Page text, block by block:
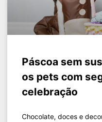
Páscoa sem
os pets com
celebração
Chocolate, doces e